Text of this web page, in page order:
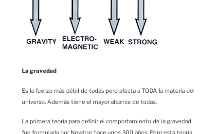
La gravedad
Es la fuerza más débil de todas pero afecta a TODA la materia del
universo. Además tiene el mayor alcance de todas.
La primera teoría para definir el comportamiento de la gravedad